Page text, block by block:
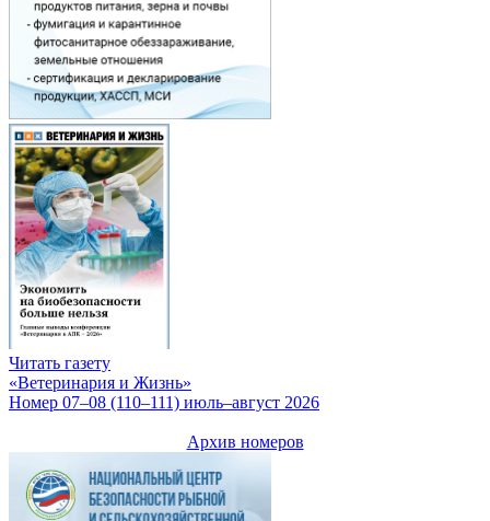
Читать газету
«Ветеринария и Жизнь»
Номер 07–08 (110–111) июль–август 2026
Архив номеров